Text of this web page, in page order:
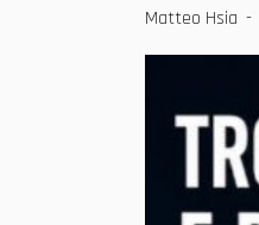
Matteo Hsia